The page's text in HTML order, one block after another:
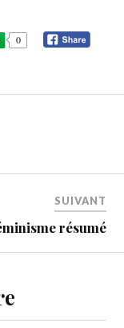
0
SUIVANT
résumé